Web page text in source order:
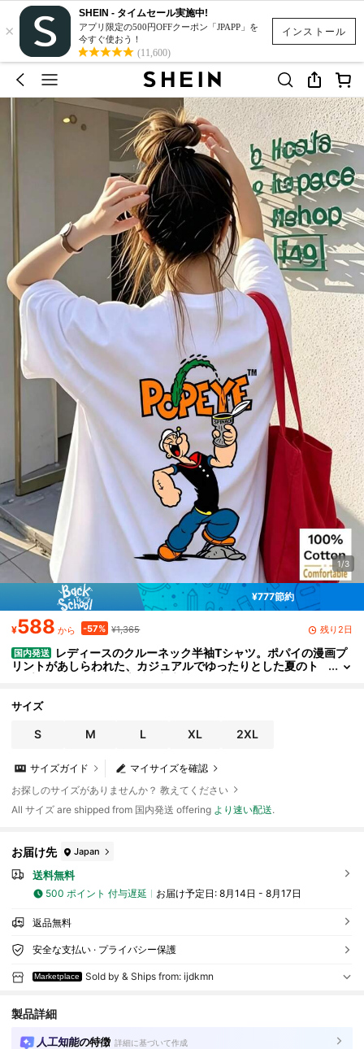
インストール
×
SHEIN - タイムセール実施中!
アプリ限定の500円OFFクーポン「JPAPP」を
今すぐ使おう！
(11,600)
1/3
¥777節約
¥588 から -57% ¥1,365 残り2日
国内発送
レディースのクルーネック半袖Tシャツ。ポパイの漫画プ
リントがあしらわれた、カジュアルでゆったりとした夏のト
サイズ
S M L XL 2XL
マイサイズを確認
サイズガイド
お探しのサイズがありませんか？ 教えてください
All サイズ are shipped from 国内発送 offering より速い配送.
お届け先 Japan
送料無料
500 ポイント 付与遅延 お届け予定日: 8月14日 - 8月17日
返品無料
安全な支払い · プライバシー保護
Marketplace Sold by & Ships from: ijdkmn
製品詳細
人工知能の特徴 詳細に基づいて作成